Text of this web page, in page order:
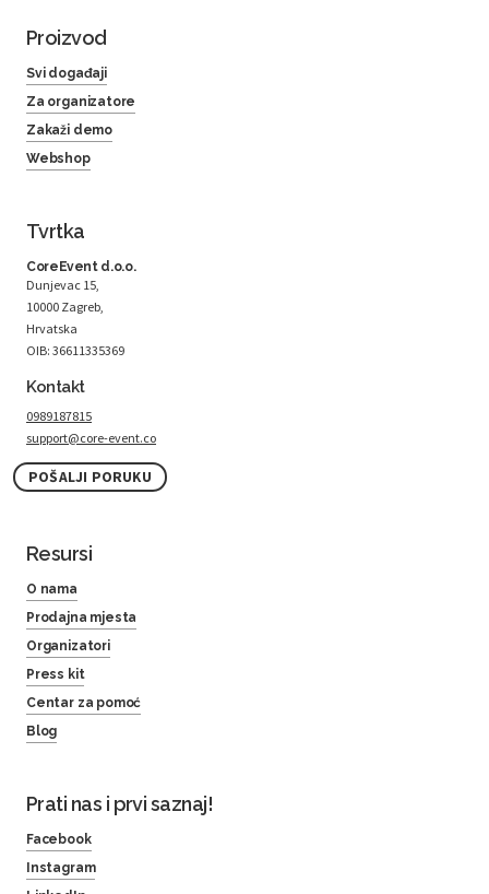
Proizvod
Svi događaji
Za organizatore
Zakaži demo
Webshop
Tvrtka
CoreEvent d.o.o.
Dunjevac 15,
10000 Zagreb,
Hrvatska
OIB: 36611335369
Kontakt
0989187815
support@core-event.co
POŠALJI PORUKU
Resursi
O nama
Prodajna mjesta
Organizatori
Press kit
Centar za pomoć
Blog
Prati nas i prvi saznaj!
Facebook
Instagram